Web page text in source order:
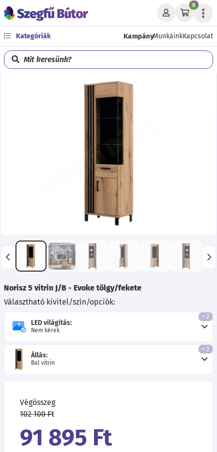
0
Kategóriák KampányMunkáinkKapcsolat
Mit keresünk?
Norisz 5 vitrin J/B - Evoke tölgy/fekete
Választható kivitel/szín/opciók:
LED világítás:
Nem kérek
+ 2
Állás:
Bal vitrin
+ 2
Végösszeg
102 100 Ft
91 895 Ft